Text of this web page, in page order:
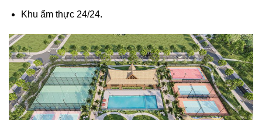
Khu ẩm thực 24/24.